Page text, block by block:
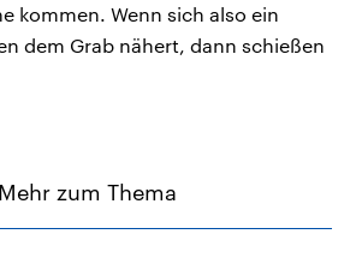
kommen. Wenn sich also ein
dem Grab nähert, dann schießen
Mehr zum Thema